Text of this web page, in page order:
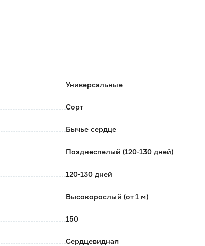
Универсальные
Сорт
Бычье сердце
Позднеспелый (120-130 дней)
120-130 дней
Высокорослый (от 1 м)
150
Сердцевидная